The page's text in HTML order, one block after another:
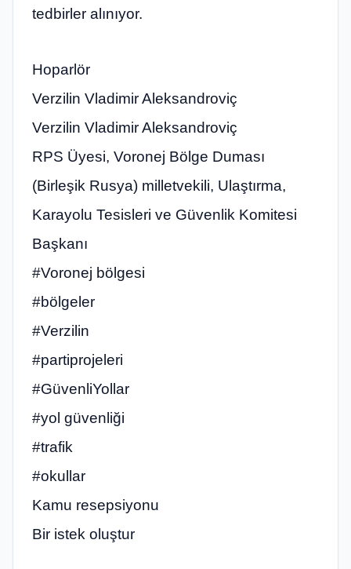
tedbirler alınıyor.
Hoparlör
Verzilin Vladimir Aleksandroviç
Verzilin Vladimir Aleksandroviç
RPS Üyesi, Voronej Bölge Duması
(Birleşik Rusya) milletvekili, Ulaştırma,
Karayolu Tesisleri ve Güvenlik Komitesi
Başkanı
#Voronej bölgesi
#bölgeler
#Verzilin
#partiprojeleri
#GüvenliYollar
#yol güvenliği
#trafik
#okullar
Kamu resepsiyonu
Bir istek oluştur